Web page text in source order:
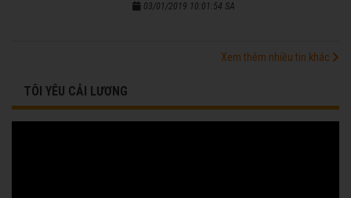
03/01/2019 10:01:54 SA
Xem thêm nhiều tin khác
TÔI YÊU CẢI LƯƠNG